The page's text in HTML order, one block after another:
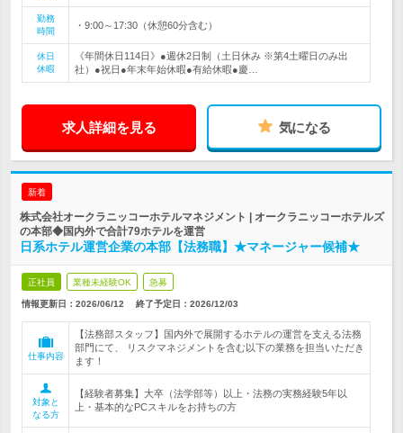
勤務
時間
・9:00～17:30（休憩60分含む）
休日
休暇
《年間休日114日》●週休2日制（土日休み ※第4土曜日のみ出
社）●祝日●年末年始休暇●有給休暇●慶…
求人詳細を見る 気になる
新着
株式会社オークラニッコーホテルマネジメント | オークラニッコーホテルズ
の本部◆国内外で合計79ホテルを運営
日系ホテル運営企業の本部【法務職】★マネージャー候補★
正社員 業種未経験OK 急募
情報更新日：2026/06/12 終了予定日： 2026/12/03
仕事内容
【法務部スタッフ】国内外で展開するホテルの運営を支える法務
部門にて、 リスクマネジメントを含む以下の業務を担当いただき
ます！
対象と
なる方
【経験者募集】大卒（法学部等）以上・法務の実務経験5年以
上・基本的なPCスキルをお持ちの方